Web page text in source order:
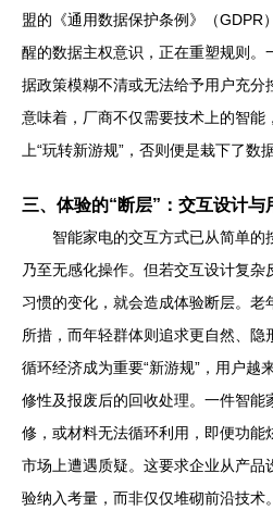
盟的《通用数据保护条例》（GDPR
醒的数据主权意识，正在重塑规则。
据政策模糊不清或无法给予用户充分
意味着，厂商不仅需要技术上的智能
上“玩转新游规”，否则便是栽下了数
三、体验的“断层”：交互设计与
智能家电的交互方式已从简单的
乃至无感化操作。但若交互设计复
习惯的变化，就会造成体验断层。老
所措，而年轻群体则追求更自然、隐
循环经济成为重要“新游规”，用户越
修性及报废后的回收处理。一件智能
修，或材料无法循环利用，即便功能
市场上遭遇质疑。这要求企业从产品
验纳入考量，而非仅仅堆砌前沿技术。